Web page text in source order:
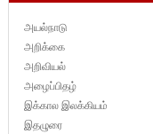
அயல்நாடு
அறிக்கை
அறிவியல்
அழைப்பிதழ்
இக்கால இலக்கியம்
இதழுரை